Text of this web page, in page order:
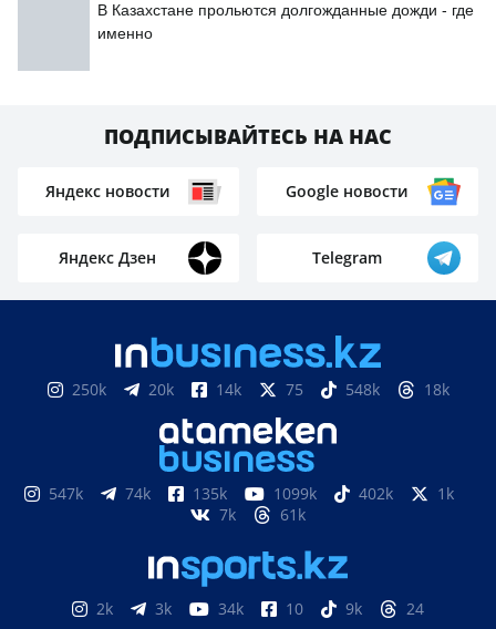
В Казахстане прольются долгожданные дожди - где
именно
ПОДПИСЫВАЙТЕСЬ НА НАС
Яндекс новости Google новости
Яндекс Дзен Telegram
250k 20k 14k 75 548k 18k
547k 74k 135k 1099k 402k
1k
7k
61k
2k 3k 34k 10 9k 24